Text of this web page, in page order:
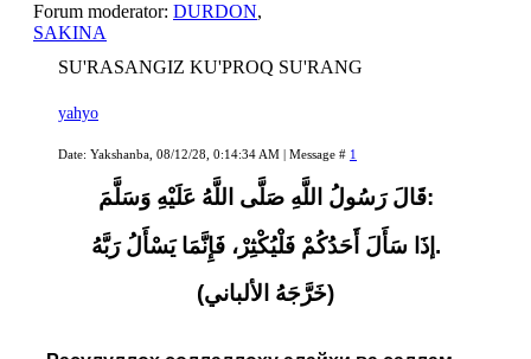
Forum moderator: DURDON,
SAKINA
SU'RASANGIZ KU'PROQ SU'RANG
yahyo
Date: Yakshanba, 08/12/28, 0:14:34 AM | Message # 1
قَالَ رَسُولُ اللَّهِ صَلَّى اللَّهُ عَلَيْهِ وَسَلَّمَ:
إذَا سَأَلَ أَحَدُكُمْ فَلْيُكْثِرْ، فَإِنَّمَا يَسْأَلُ رَبَّهُ.
(خَرَّجَهُ الألباني)